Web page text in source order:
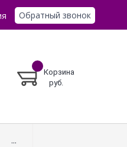
Обратный звонок
Корзина
руб.
...